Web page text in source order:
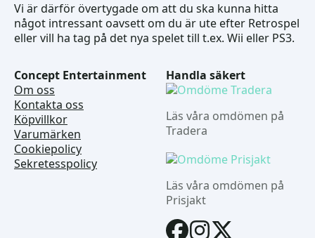
Vi är därför övertygade om att du ska kunna hitta
något intressant oavsett om du är ute efter Retrospel
eller vill ha tag på det nya spelet till t.ex. Wii eller PS3.
Concept Entertainment
Om oss
Kontakta oss
Köpvillkor
Varumärken
Cookiepolicy
Sekretesspolicy
Handla säkert
Läs våra omdömen på
Tradera
Läs våra omdömen på
Prisjakt